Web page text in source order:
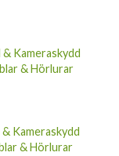
Kameraskydd
& Hörlurar
Kameraskydd
& Hörlurar